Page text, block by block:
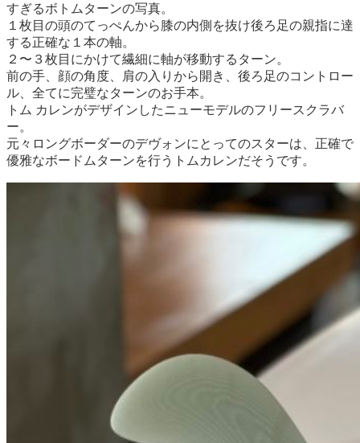
すぎるボトムターンの写真。
１枚目の頭のてっぺんから膝の内側を抜け後ろ足の親指に達
する正確な１本の軸。
２〜３枚目にかけて繊細に軸が移動するターン。
前の手、顔の角度、肩の入りから開き、後ろ足のコントロー
ル、全てに完璧なターンのお手本。
トム カレンがデザインしたニューモデルのフリースクラバ
ー。
元々ロングボーダーのデヴォンにとってのスターは、正確で
優雅なボードムターンを行うトムカレンだそうです。